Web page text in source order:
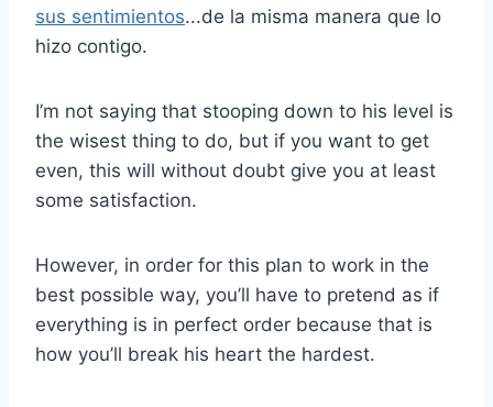
sus sentimientos...de la misma manera que lo
hizo contigo.
I’m not saying that stooping down to his level is
the wisest thing to do, but if you want to get
even, this will without doubt give you at least
some satisfaction.
However, in order for this plan to work in the
best possible way, you’ll have to pretend as if
everything is in perfect order because that is
how you’ll break his heart the hardest.